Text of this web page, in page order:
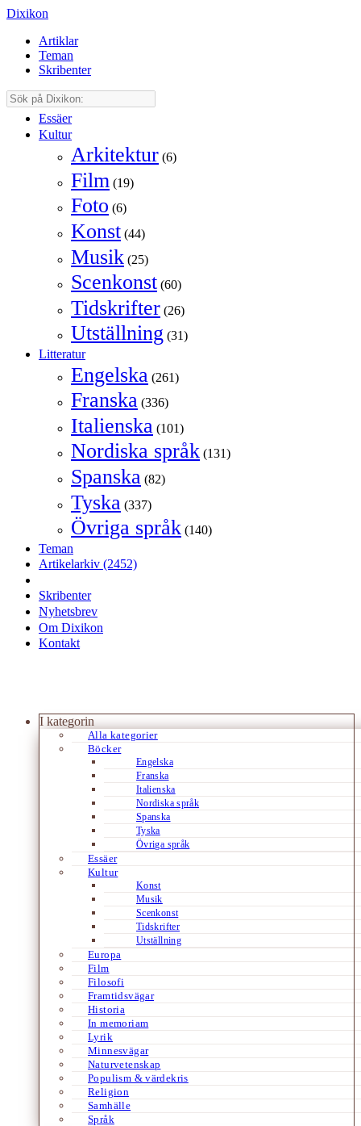
Dixikon
Artiklar
Teman
Skribenter
Essäer
Kultur
Arkitektur (6)
Film (19)
Foto (6)
Konst (44)
Musik (25)
Scenkonst (60)
Tidskrifter (26)
Utställning (31)
Litteratur
Engelska (261)
Franska (336)
Italienska (101)
Nordiska språk (131)
Spanska (82)
Tyska (337)
Övriga språk (140)
Teman
Artikelarkiv (2452)
Skribenter
Nyhetsbrev
Om Dixikon
Kontakt
I kategorin
Alla kategorier
Böcker
Engelska
Franska
Italienska
Nordiska språk
Spanska
Tyska
Övriga språk
Essäer
Kultur
Konst
Musik
Scenkonst
Tidskrifter
Utställning
Europa
Film
Filosofi
Framtidsvägar
Historia
In memoriam
Lyrik
Minnesvägar
Naturvetenskap
Populism & värdekris
Religion
Samhälle
Språk